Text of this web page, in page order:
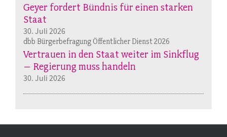
Geyer fordert Bündnis für einen starken
Staat
30. Juli 2026
dbb Bürgerbefragung Öffentlicher Dienst 2026
Vertrauen in den Staat weiter im Sinkflug
– Regierung muss handeln
30. Juli 2026